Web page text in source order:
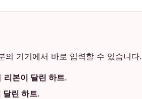
의 기기에서 바로 입력할 수 있습니다.
리본이 달린 하트.
달린 하트.